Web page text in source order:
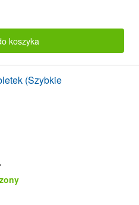
koszyka
(Szybkie